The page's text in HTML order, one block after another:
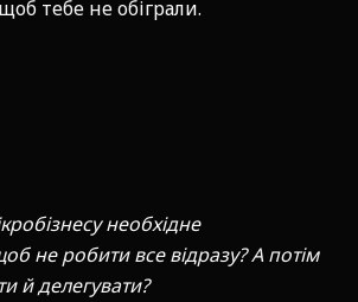
тебе не обіграли.
необхідне
не робити все відразу? А потім
й делегувати?